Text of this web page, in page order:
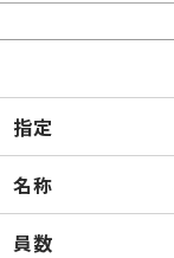
指定
名称
員数